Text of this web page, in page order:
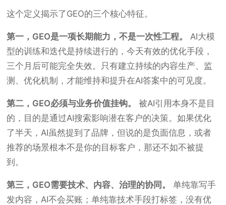
这个定义揭示了GEO的三个核心特征。
第一，GEO是一项长期能力，不是一次性工程。
AI大模
型的训练和迭代是持续进行的，今天有效的优化手段，
三个月后可能完全失效。只有建立持续的内容生产、监
测、优化机制，才能维持和提升在AI答案中的可见度。
第二，GEO必须与业务价值挂钩。
被AI引用本身不是目
的，目的是通过AI搜索影响潜在客户的决策。如果优化
了半天，AI虽然提到了品牌，但说的是负面信息，或者
推荐的场景根本不是你的目标客户，那还不如不被提
到。
第三，GEO需要技术、内容、治理的协同。
单纯靠写手
发内容，AI不会买账；单纯靠技术手段打标签，没有优